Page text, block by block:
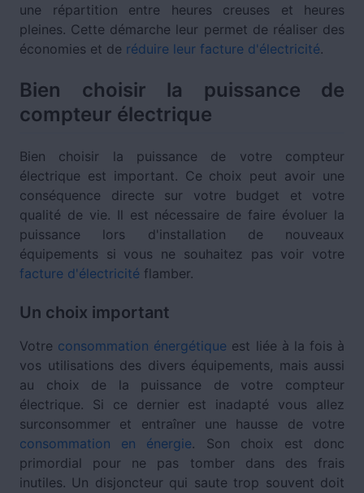
une répartition entre heures creuses et heures
pleines. Cette démarche leur permet de réaliser des
économies et de réduire leur facture d'électricité.
Bien choisir la puissance de
compteur électrique
Bien choisir la puissance de votre compteur
électrique est important. Ce choix peut avoir une
conséquence directe sur votre budget et votre
qualité de vie. Il est nécessaire de faire évoluer la
puissance lors d'installation de nouveaux
équipements si vous ne souhaitez pas voir votre
facture d'électricité flamber.
Un choix important
Votre consommation énergétique est liée à la fois à
vos utilisations des divers équipements, mais aussi
au choix de la puissance de votre compteur
électrique. Si ce dernier est inadapté vous allez
surconsommer et entraîner une hausse de votre
consommation en énergie. Son choix est donc
primordial pour ne pas tomber dans des frais
inutiles. Un disjoncteur qui saute trop souvent doit